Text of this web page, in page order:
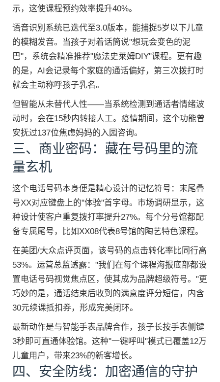
示，这使课程预约效率提升40%。
语音识别系统已迭代至3.0版本，能捕捉5岁以下儿童
的模糊发音。当孩子对着话筒说"想玩会变色的泥
巴"，系统会精准推荐"魔法史莱姆DIY"课程。更有趣
的是，AI会记录每个家庭的通话偏好，第三次拨打时
就会主动称呼孩子乳名。
但智能从未替代人性——当系统检测到通话者情绪波
动时，会在15秒内转接人工。疫情期间，这个功能曾
安抚过137位焦虑妈妈的入园咨询。
三、商业密码：藏在号码里的流
量玄机
这个电话号码本身便是精心设计的记忆符号：末尾叠
号XX对应键盘上的"体验"首字母。市场调研显示，这
种设计使客户重复拨打率提升27%。每个分号馆都配
备专属尾号，比如XX08代表8号馆的陶艺特色课程。
在美团/大众点评页面，该号码的点击转化率比同行高
53%。运营总监透露："我们在每个课程海报底部都设
置电话号码视觉焦点区，使其成为品牌超级符号。"更
巧妙的是，通话结束后收到的满意度评分短信，内含
30元续课抵扣券，形成完美闭环。
最新动作是与智能手表品牌合作，孩子长按手表侧键
3秒即可直通体验馆。这种"一键呼叫"模式已覆盖12万
儿童用户，带来23%的新客增长。
四、安全防线：加密通信的守护